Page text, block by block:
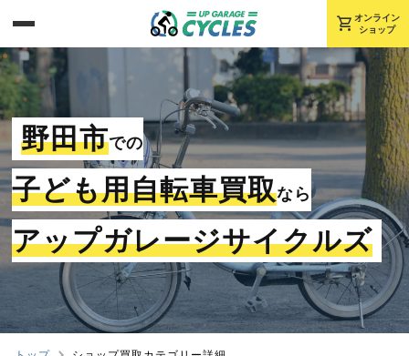
shopping_cart オンライン
ショップ
野田市での
子ども用自転車買取なら
アップガレージサイクルズ